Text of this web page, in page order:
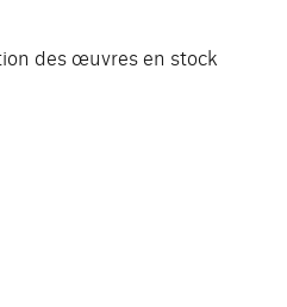
des œuvres en stock